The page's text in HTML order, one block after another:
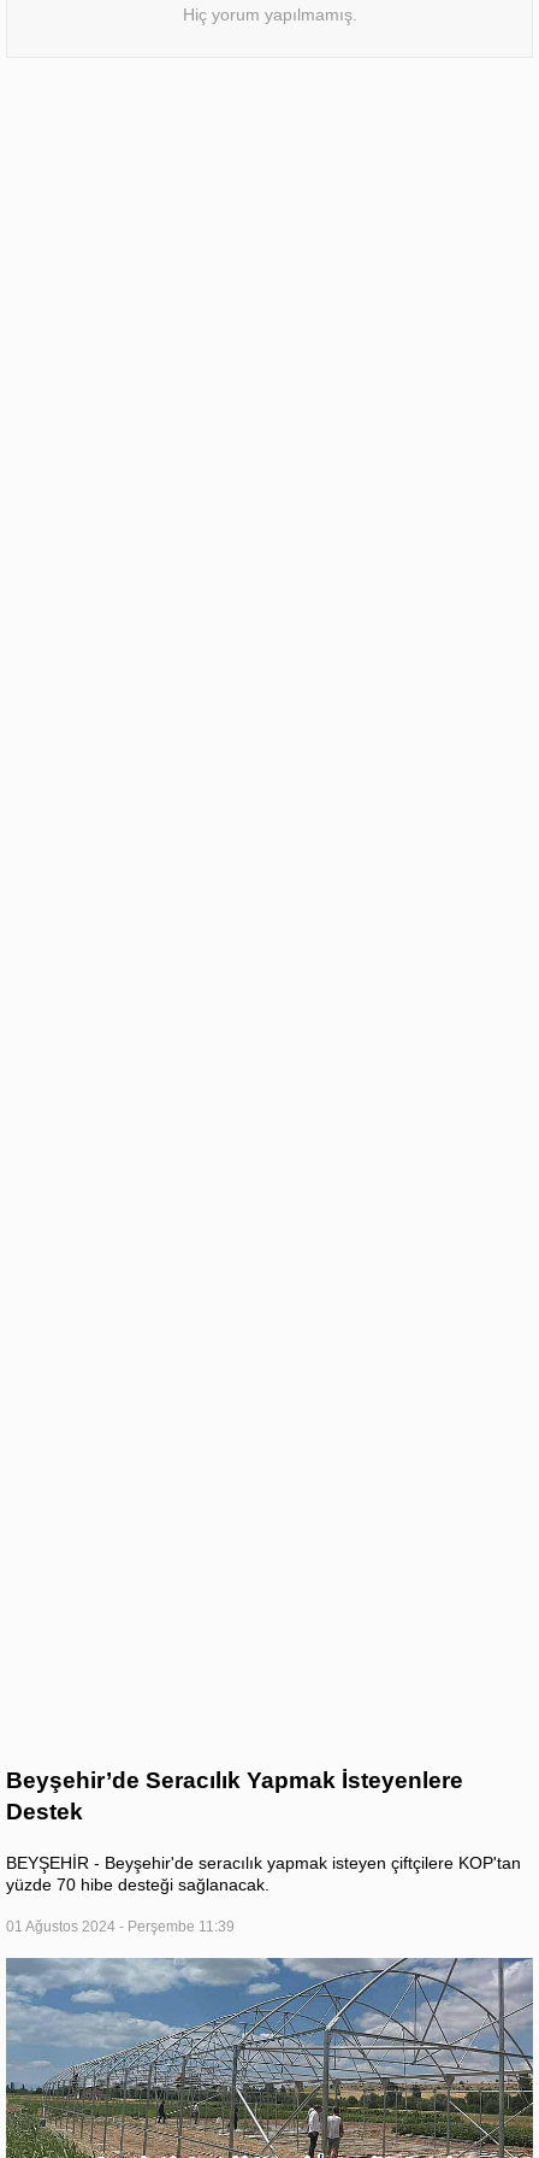
Hiç yorum yapılmamış.
Beyşehir’de Seracılık Yapmak İsteyenlere
Destek
BEYŞEHİR - Beyşehir'de seracılık yapmak isteyen çiftçilere KOP'tan
yüzde 70 hibe desteği sağlanacak.
01 Ağustos 2024 - Perşembe 11:39